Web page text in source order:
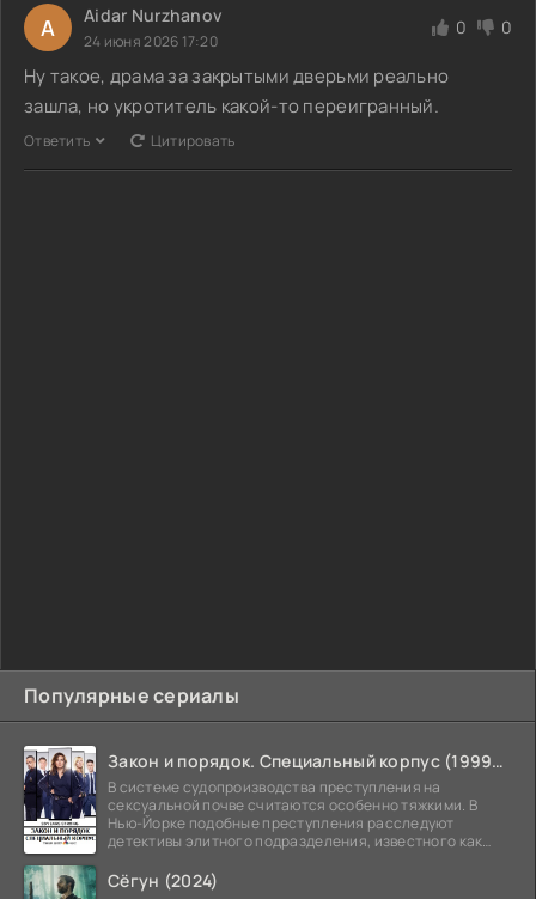
Популярные сериалы
Закон и порядок. Специальный корпус (1999-2026)
В системе судопроизводства преступления на
сексуальной почве считаются особенно тяжкими. В
Нью-Йорке подобные преступления расследуют
детективы элитного подразделения, известного как
Сёгун (2024)
A Aidar Nurzhanov
24 июня 2026 17:20
0 0
Ну такое, драма за закрытыми дверьми реально
зашла, но укротитель какой-то переигранный.
Ответить Цитировать